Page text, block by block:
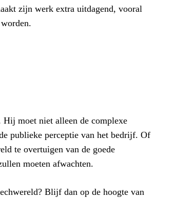
zijn werk extra uitdagend, vooral
moet niet alleen de complexe
publieke perceptie van het bedrijf. Of
te overtuigen van de goede
moeten afwachten.
Blijf dan op de hoogte van